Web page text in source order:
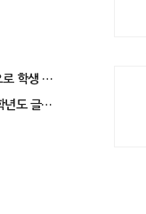
[유초중등] 호치민시한국국제학교, 신풍제약 의약품 기증으로 학생 건강 안전망 강화
[유초중등] 542명의 새출발, 호치민시한국국제학교 2026학년도 글로벌 배움 여정 시작